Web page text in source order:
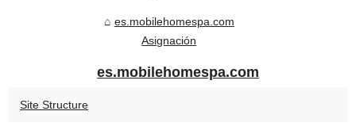
es.mobilehomespa.com
Asignación
es.mobilehomespa.com
Site Structure